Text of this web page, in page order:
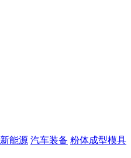
新能源 汽车装备 粉体成型模具